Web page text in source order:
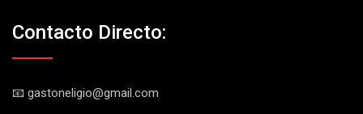
Contacto Directo:
📧 gastoneligio@gmail.com